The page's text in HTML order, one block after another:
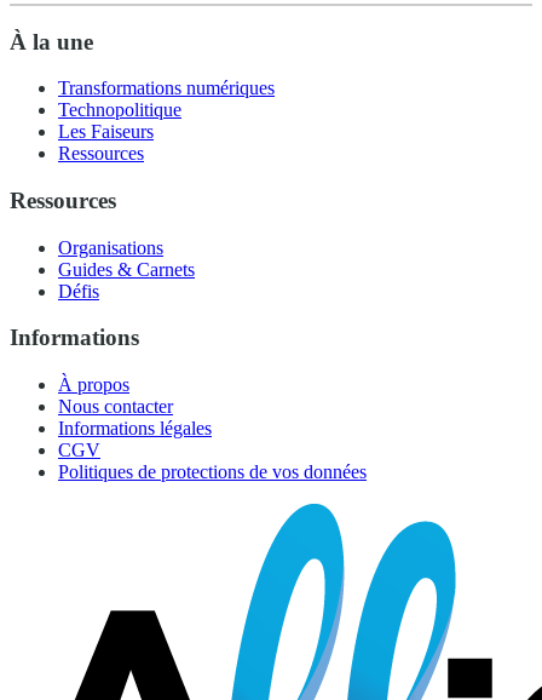
À la une
Transformations numériques
Technopolitique
Les Faiseurs
Ressources
Ressources
Organisations
Guides & Carnets
Défis
Informations
À propos
Nous contacter
Informations légales
CGV
Politiques de protections de vos données